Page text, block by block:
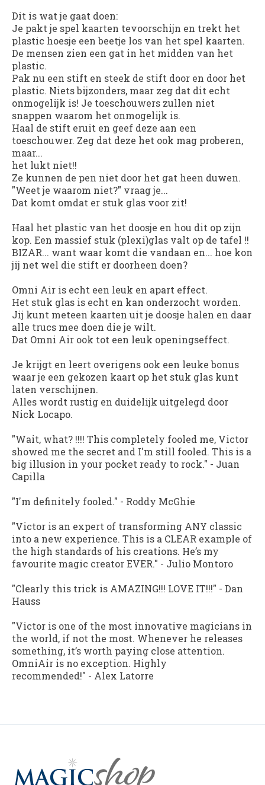
Dit is wat je gaat doen:
Je pakt je spel kaarten tevoorschijn en trekt het
plastic hoesje een beetje los van het spel kaarten.
De mensen zien een gat in het midden van het
plastic.
Pak nu een stift en steek de stift door en door het
plastic. Niets bijzonders, maar zeg dat dit echt
onmogelijk is! Je toeschouwers zullen niet
snappen waarom het onmogelijk is.
Haal de stift eruit en geef deze aan een
toeschouwer. Zeg dat deze het ook mag proberen,
maar...
het lukt niet!!
Ze kunnen de pen niet door het gat heen duwen.
"Weet je waarom niet?" vraag je...
Dat komt omdat er stuk glas voor zit!
Haal het plastic van het doosje en hou dit op zijn
kop. Een massief stuk (plexi)glas valt op de tafel !!
BIZAR... want waar komt die vandaan en... hoe kon
jij net wel die stift er doorheen doen?
Omni Air is echt een leuk en apart effect.
Het stuk glas is echt en kan onderzocht worden.
Jij kunt meteen kaarten uit je doosje halen en daar
alle trucs mee doen die je wilt.
Dat Omni Air ook tot een leuk openingseffect.
Je krijgt en leert overigens ook een leuke bonus
waar je een gekozen kaart op het stuk glas kunt
laten verschijnen.
Alles wordt rustig en duidelijk uitgelegd door
Nick Locapo.
"Wait, what? !!!! This completely fooled me, Victor
showed me the secret and I'm still fooled. This is a
big illusion in your pocket ready to rock." - Juan
Capilla
"I'm definitely fooled." - Roddy McGhie
"Victor is an expert of transforming ANY classic
into a new experience. This is a CLEAR example of
the high standards of his creations. He’s my
favourite magic creator EVER." - Julio Montoro
"Clearly this trick is AMAZING!!! LOVE IT!!!" - Dan
Hauss
"Victor is one of the most innovative magicians in
the world, if not the most. Whenever he releases
something, it’s worth paying close attention.
OmniAir is no exception. Highly
recommended!" - Alex Latorre